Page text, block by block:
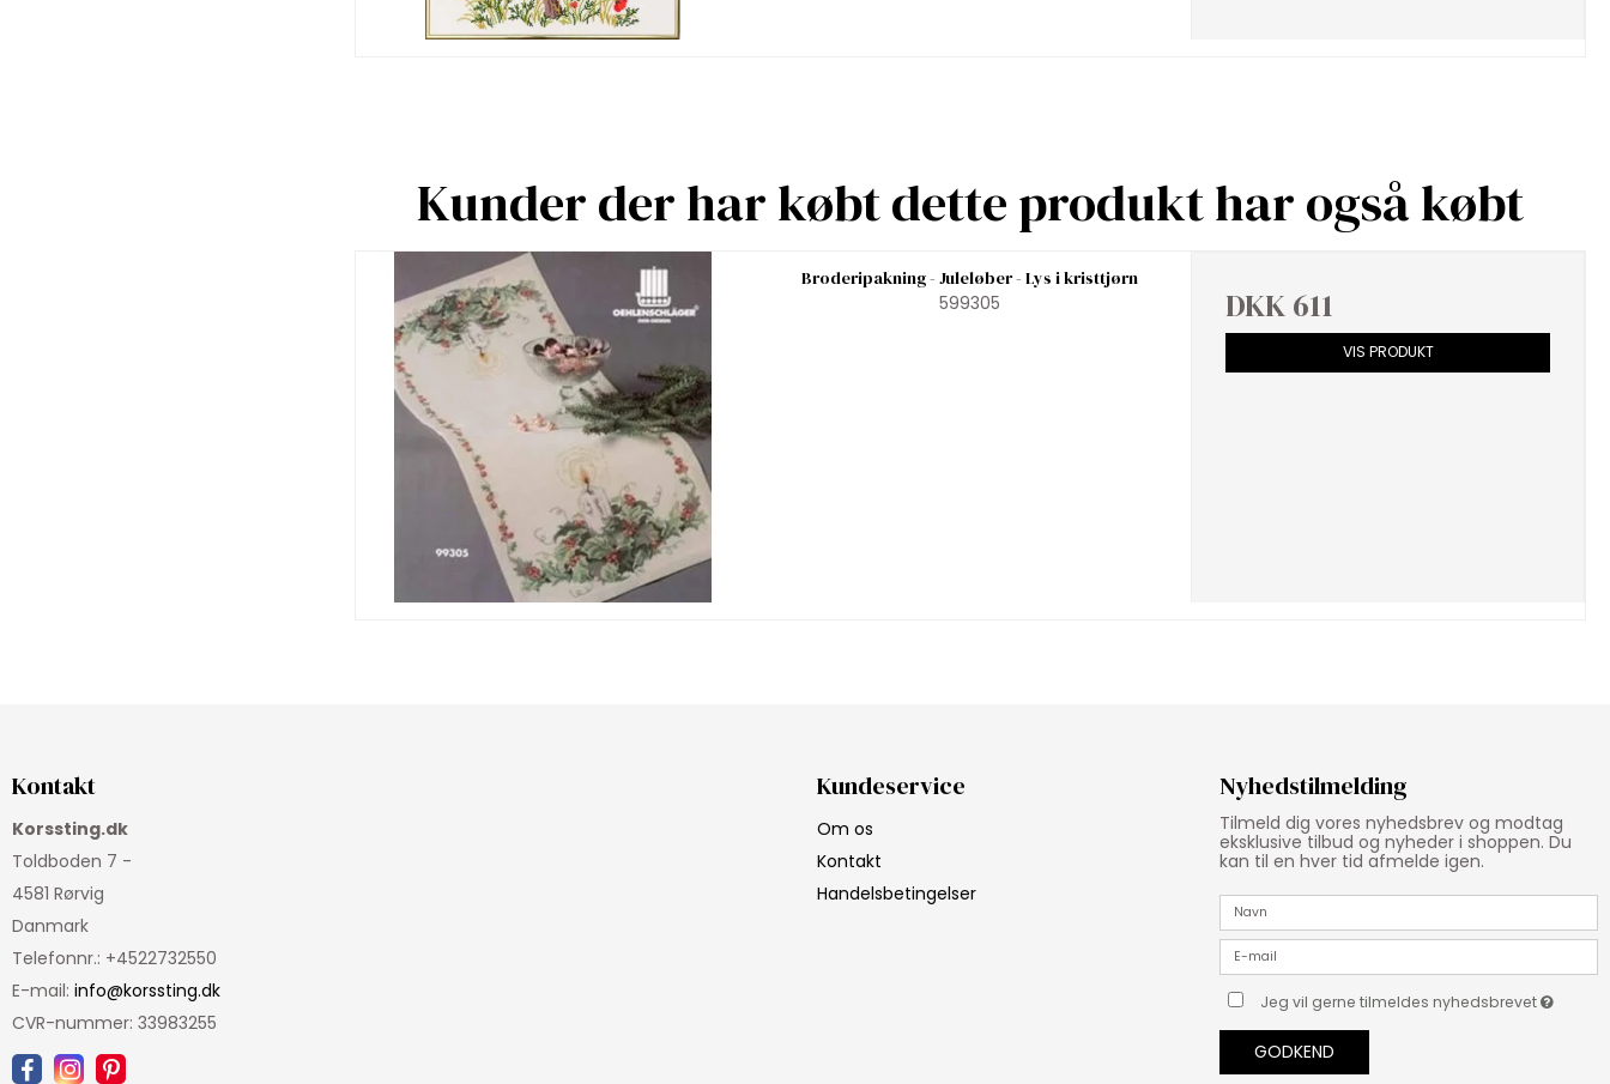
Kunder der har købt dette produkt har også købt
Broderipakning - Juleløber - Lys i kristtjørn
599305
DKK 611
VIS PRODUKT
Kontakt
Korssting.dk
Toldboden 7 -
4581 Rørvig
Danmark
Telefonnr.: +4522732550
E-mail: info@korssting.dk
CVR-nummer: 33983255
Kundeservice
Om os
Kontakt
Handelsbetingelser
Nyhedstilmelding
Tilmeld dig vores nyhedsbrev og modtag
eksklusive tilbud og nyheder i shoppen. Du
kan til en hver tid afmelde igen.
Jeg vil gerne tilmeldes nyhedsbrevet
GODKEND